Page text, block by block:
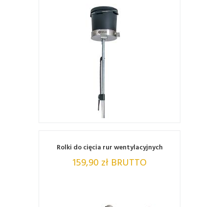
ZOBACZ
Rolki do cięcia rur wentylacyjnych
159,90 zł BRUTTO